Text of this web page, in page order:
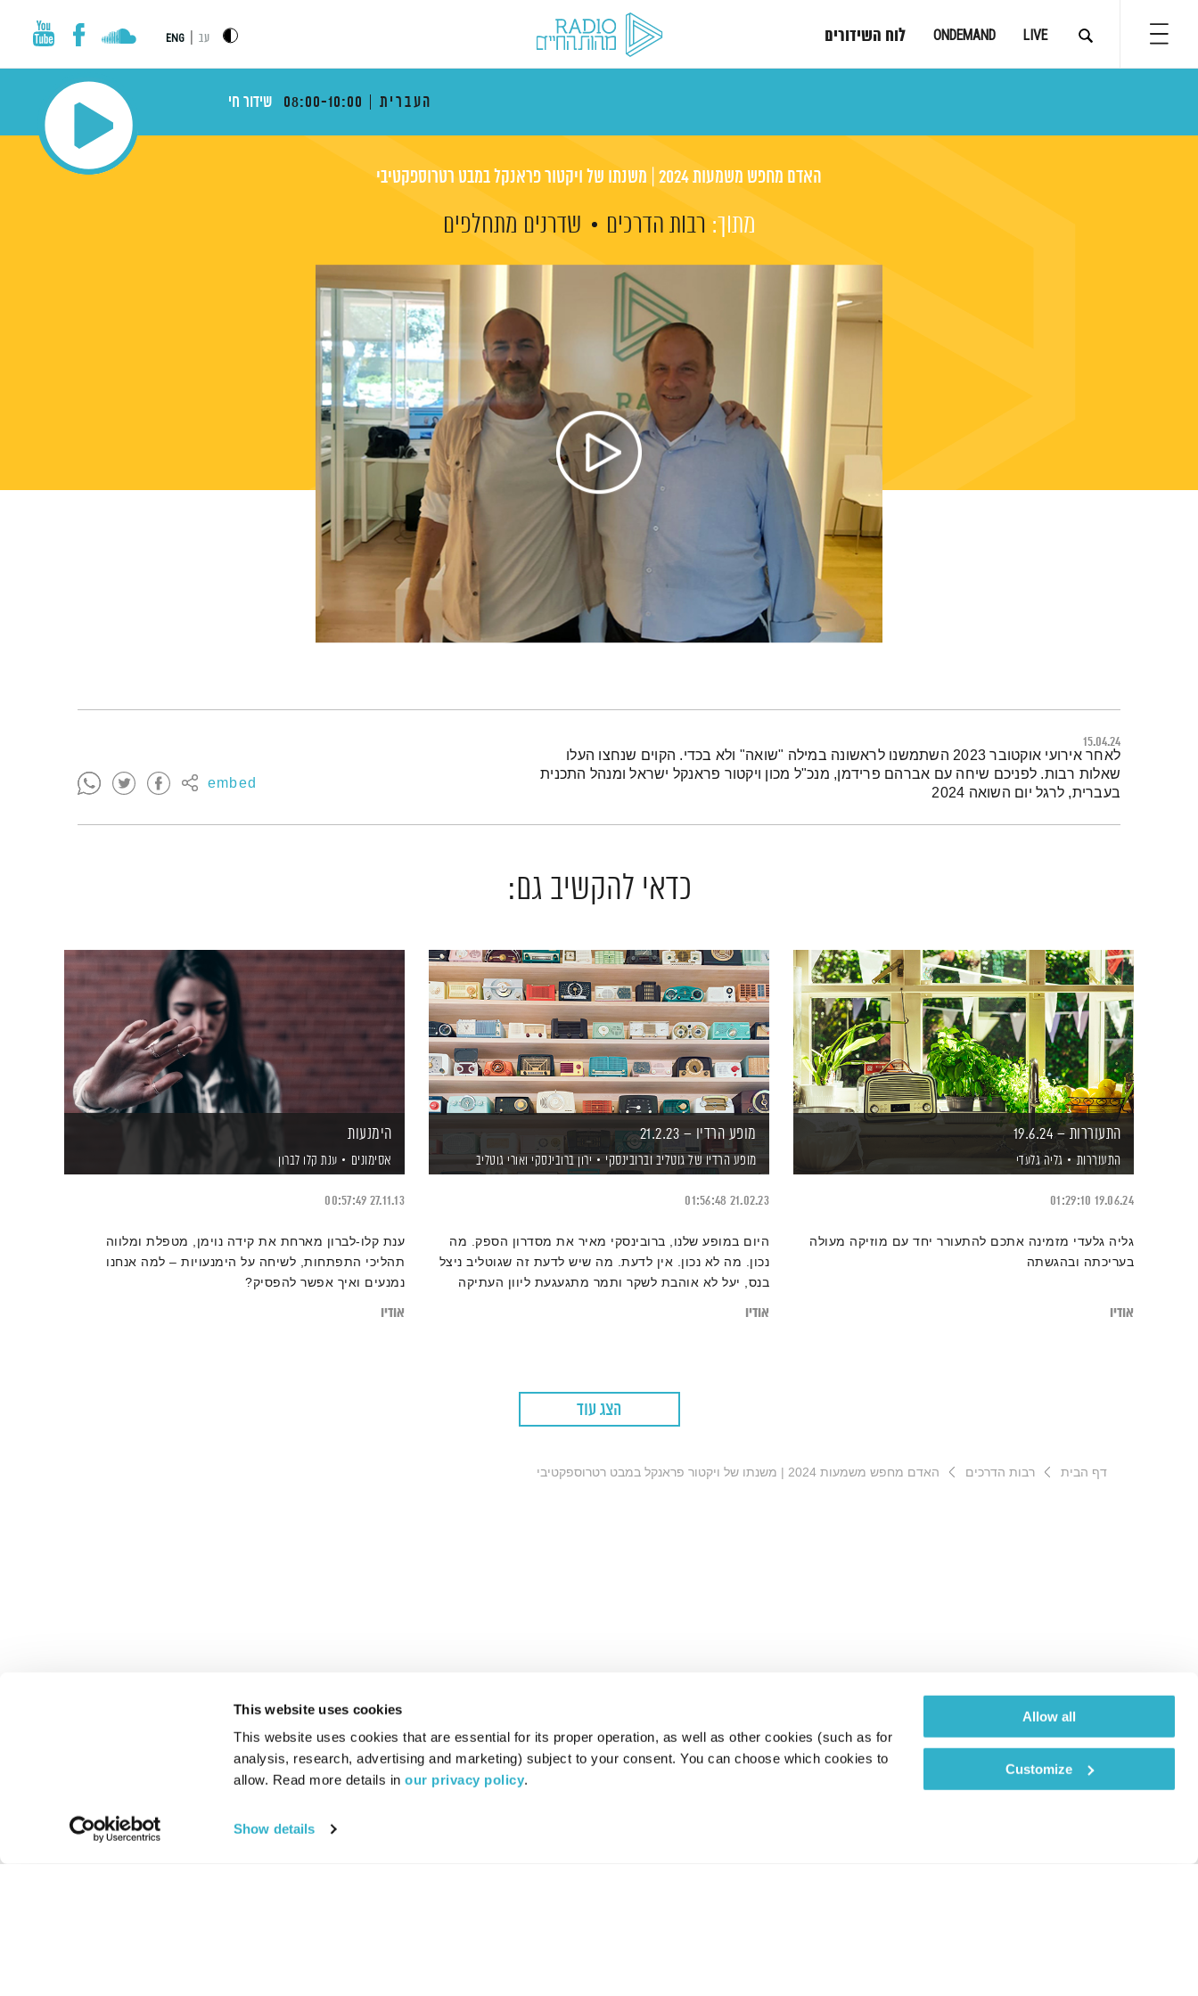
This website uses cookies
This website uses cookies that are essential for its proper operation, as well as other cookies (such as for
analysis, research, advertising and marketing) subject to your consent. You can choose which cookies to
allow. Read more details in our privacy policy.
Show details
Allow all
Customize
LIVE
ONDEMAND לוח השידורים עב ENG
העברית 08:00-10:00 שידור חי
האדם מחפש משמעות 2024 | משנתו של ויקטור פראנקל במבט רטרוספקטיבי
מתוך: רבות הדרכים שדרנים מתחלפים
15.04.24
embed
תמצית הפודקאסט
לאחר אירועי אוקטובר 2023 השתמשנו לראשונה במילה "שואה" ולא בכדי. הקוים שנחצו העלו
שאלות רבות. לפניכם שיחה עם אברהם פרידמן, מנכ"ל מכון ויקטור פראנקל ישראל ומנהל התכנית
בעברית, לרגל יום השואה 2024
כדאי להקשיב גם:
התעוררות – 19.6.24
התעוררות גליה גלעדי
19.06.24
01:29:10
גליה גלעדי מזמינה אתכם להתעורר יחד עם מוזיקה מעולה
בעריכתה ובהגשתה
אודיו
מופע הרדיו – 21.2.23
מופע הרדיו של גוטליב וברובינסקי ירון ברובינסקי ואורי גוטליב
21.02.23
01:56:48
היום במופע שלנו, ברובינסקי מאיר את מסדרון הספק. מה
נכון. מה לא נכון. אין לדעת. מה שיש לדעת זה שגוטליב ניצל
בנס, יעל לא אוהבת לשקר ותמר מתגעגעת ליוון העתיקה
אודיו
הימנעות
אסימונים ענת קלו לברון
27.11.13
00:57:49
ענת קלו-לברון מארחת את קידה נוימן, מטפלת ומלווה
תהליכי התפתחות, לשיחה על הימנעויות – למה אנחנו
נמנעים ואיך אפשר להפסיק?
אודיו
הצג עוד
דף הבית רבות הדרכים האדם מחפש משמעות 2024 | משנתו של ויקטור פראנקל במבט רטרוספקטיבי